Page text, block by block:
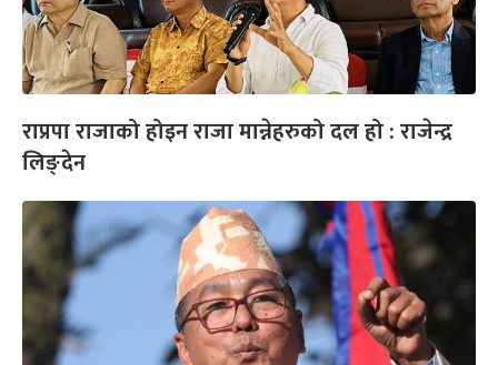
राप्रपा राजाको होइन राजा मान्नेहरुको दल हो : राजेन्द्र
लिङ्देन